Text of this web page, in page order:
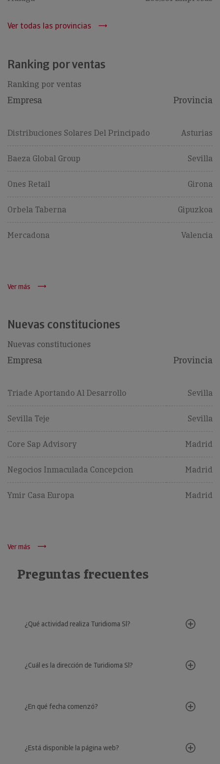
Ver todas las provincias
Ranking por ventas
Ranking por ventas
Empresa Provincia
Distribuciones Solares Del Principado Asturias
Baeza Global Group Sevilla
Ones Retail Girona
Orbela Taberna Gipuzkoa
Mercadona Valencia
Ver más
Nuevas constituciones
Nuevas constituciones
Empresa Provincia
Triade Aportando Al Desarrollo Sevilla
Sevilla Teje Sevilla
Core Sap Advisory Madrid
Negocios Inmaculada Concepcion Madrid
Ymir Casa Europa Madrid
Ver más
Preguntas frecuentes
¿Qué actividad realiza Turidioma Sl?
¿Cuál es la dirección de Turidioma Sl?
¿En qué fecha comenzó?
¿Está disponible la página web?